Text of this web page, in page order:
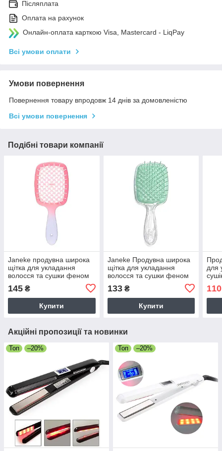
Післяплата
Оплата на рахунок
Онлайн-оплата карткою Visa, Mastercard - LiqPay
Всі умови оплати
Умови повернення
Повернення товару впродовж 14 днів за домовленістю
Всі умови повернення
Подібні товари компанії
Janeke продувна широка
щітка для укладання
волосся та сушки феном
Superbrush градієнт біло-
рожева
145 ₴
Купити
Janeke Продувна широка
щітка для укладання
волосся та сушки феном
м'ятними зубчиками)
133₴
Купити
для
110
Акційні пропозиції та новинки
Топ –20% Топ –20%